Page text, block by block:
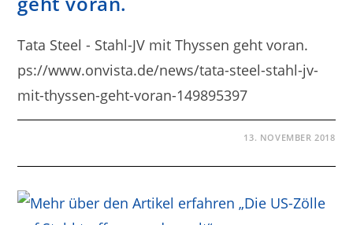
Tata Steel - Stahl-JV mit Thyssen geht voran.
ps://www.onvista.de/news/tata-steel-stahl-jv-
mit-thyssen-geht-voran-149895397
13. NOVEMBER 2018